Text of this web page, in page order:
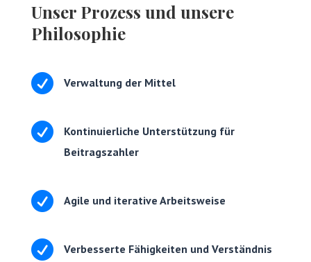
Unser Prozess und unsere
Philosophie
 Verwaltung der Mittel

Kontinuierliche Unterstützung für
Beitragszahler
 Agile und iterative Arbeitsweise

Verbesserte Fähigkeiten und Verständnis